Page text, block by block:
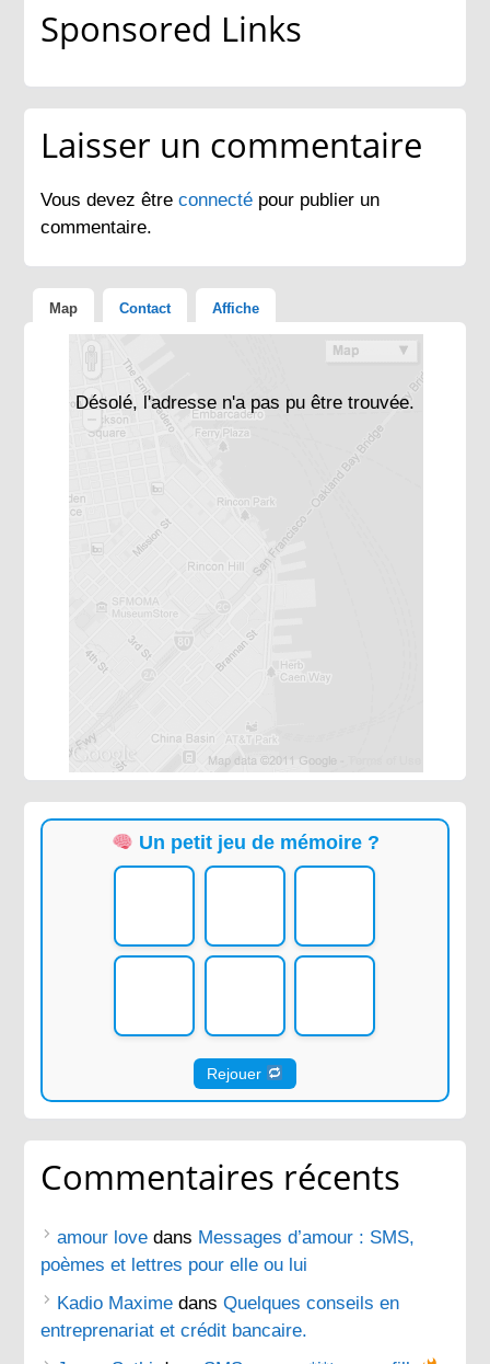
Sponsored Links
Laisser un commentaire
Vous devez êtreconnecté pour publier un
commentaire.
Map Contact Affiche
Désolé, l'adresse n'a pas pu être trouvée.
Un petit jeu de mémoire ?
Rejouer
Commentaires récents
amour love dans Messages d’amour : SMS,
poèmes et lettres pour elle ou lui
Kadio Maxime dansQuelques conseils en
entreprenariat et crédit bancaire.